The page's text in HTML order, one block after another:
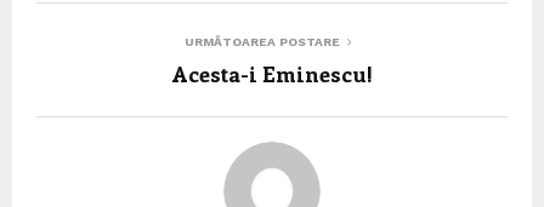
URMĂTOAREA POSTARE
Acesta-i Eminescu!